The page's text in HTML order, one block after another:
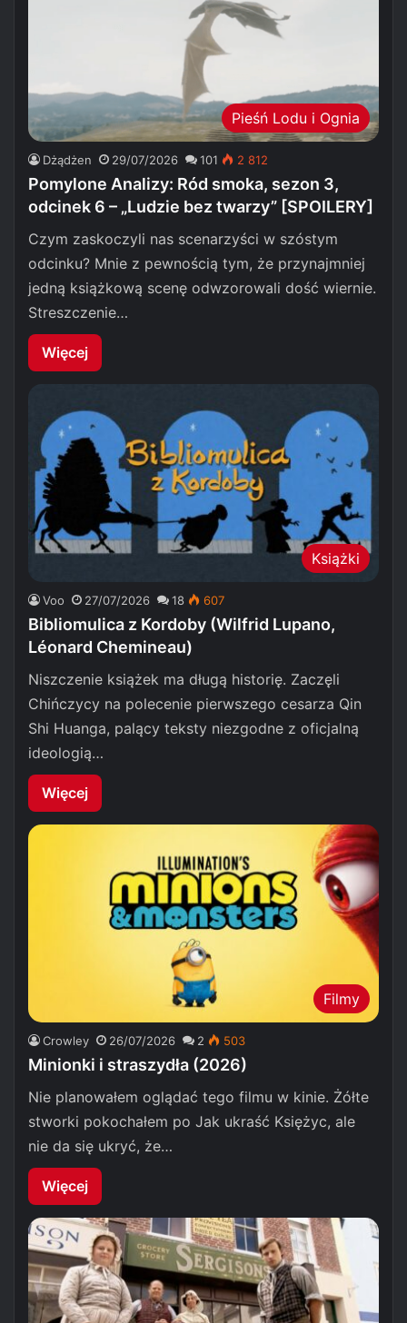
Pieśń Lodu i Ognia
Dżądżen 29/07/2026 101 2 812
Pomylone Analizy: Ród smoka, sezon 3,
odcinek 6 – „Ludzie bez twarzy” [SPOILERY]
Czym zaskoczyli nas scenarzyści w szóstym
odcinku? Mnie z pewnością tym, że przynajmniej
jedną książkową scenę odwzorowali dość wiernie.
Streszczenie…
Więcej
Książki
Voo 27/07/2026 18 607
Bibliomulica z Kordoby (Wilfrid Lupano,
Léonard Chemineau)
Niszczenie książek ma długą historię. Zaczęli
Chińczycy na polecenie pierwszego cesarza Qin
Shi Huanga, palący teksty niezgodne z oficjalną
ideologią…
Więcej
Filmy
Crowley 26/07/2026 2 503
Minionki i straszydła (2026)
Nie planowałem oglądać tego filmu w kinie. Żółte
stworki pokochałem po Jak ukraść Księżyc, ale
nie da się ukryć, że…
Więcej